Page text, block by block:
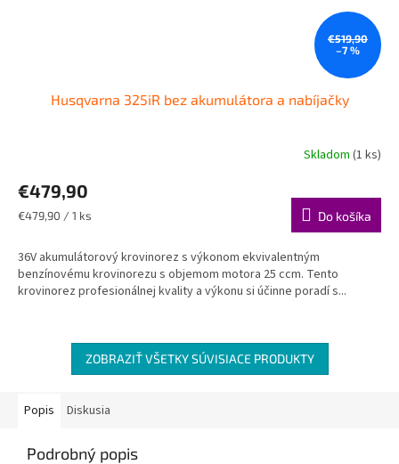
€519,90
–7 %
Husqvarna 325iR​ bez akumulátora a nabíjačky
Skladom (1 ks)
€479,90
Jednotková
€479,90 / 1 ks Do košíka
36V akumulátorový krovinorez s výkonom ekvivalentným
benzínovému krovinorezu s objemom motora 25 ccm. Tento
krovinorez profesionálnej kvality a výkonu si účinne poradí s...
ZOBRAZIŤ VŠETKY SÚVISIACE PRODUKTY
Popis Diskusia
Podrobný popis